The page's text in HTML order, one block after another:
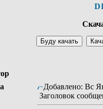
Добавлено: Вс
Заголовок